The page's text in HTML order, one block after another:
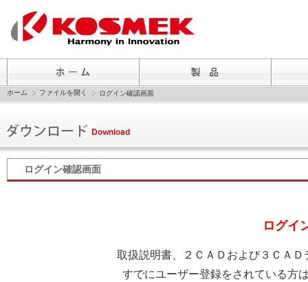
ホーム ファイルを開く ログイン確認画面
ログイン確認画面
ログイ
取扱説明書、２ＣＡＤおよび３ＣＡ
すでにユーザー登録をされている方